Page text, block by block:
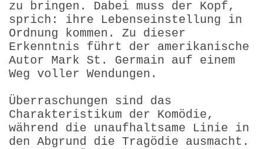
zu bringen. Dabei muss der Kopf,
sprich: ihre Lebenseinstellung in
Ordnung kommen. Zu dieser
Erkenntnis führt der amerikanische
Autor Mark St. Germain auf einem
Weg voller Wendungen.
Überraschungen sind das
Charakteristikum der Komödie,
während die unaufhaltsame Linie in
den Abgrund die Tragödie ausmacht.